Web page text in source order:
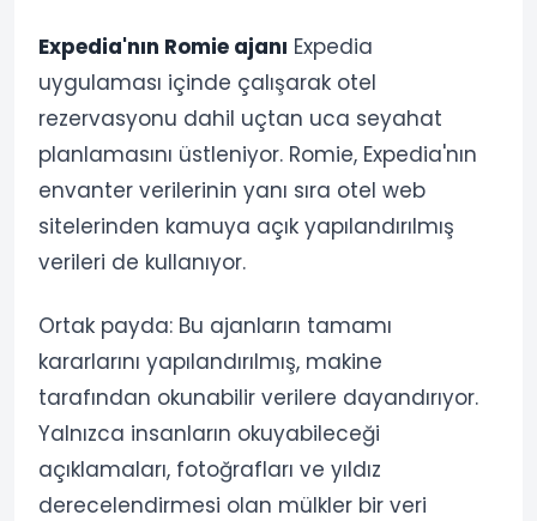
Expedia'nın Romie ajanı Expedia
uygulaması içinde çalışarak otel
rezervasyonu dahil uçtan uca seyahat
planlamasını üstleniyor. Romie, Expedia'nın
envanter verilerinin yanı sıra otel web
sitelerinden kamuya açık yapılandırılmış
verileri de kullanıyor.
Ortak payda: Bu ajanların tamamı
kararlarını yapılandırılmış, makine
tarafından okunabilir verilere dayandırıyor.
Yalnızca insanların okuyabileceği
açıklamaları, fotoğrafları ve yıldız
derecelendirmesi olan mülkler bir veri